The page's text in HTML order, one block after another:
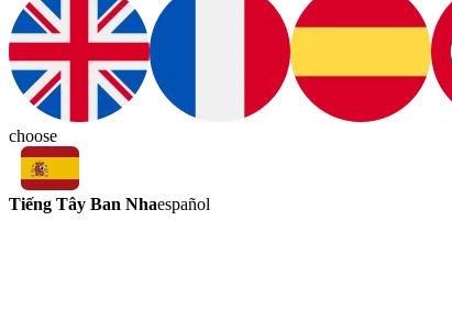
choose
Tiếng Tây Ban Nhaespañol